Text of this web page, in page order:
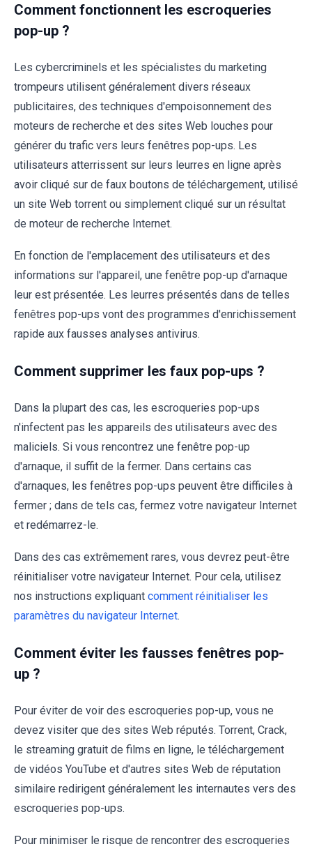
Comment fonctionnent les escroqueries
pop-up ?
Les cybercriminels et les spécialistes du marketing
trompeurs utilisent généralement divers réseaux
publicitaires, des techniques d'empoisonnement des
moteurs de recherche et des sites Web louches pour
générer du trafic vers leurs fenêtres pop-ups. Les
utilisateurs atterrissent sur leurs leurres en ligne après
avoir cliqué sur de faux boutons de téléchargement, utilisé
un site Web torrent ou simplement cliqué sur un résultat
de moteur de recherche Internet.
En fonction de l'emplacement des utilisateurs et des
informations sur l'appareil, une fenêtre pop-up d'arnaque
leur est présentée. Les leurres présentés dans de telles
fenêtres pop-ups vont des programmes d'enrichissement
rapide aux fausses analyses antivirus.
Comment supprimer les faux pop-ups ?
Dans la plupart des cas, les escroqueries pop-ups
n'infectent pas les appareils des utilisateurs avec des
maliciels. Si vous rencontrez une fenêtre pop-up
d'arnaque, il suffit de la fermer. Dans certains cas
d'arnaques, les fenêtres pop-ups peuvent être difficiles à
fermer ; dans de tels cas, fermez votre navigateur Internet
et redémarrez-le.
Dans des cas extrêmement rares, vous devrez peut-être
réinitialiser votre navigateur Internet. Pour cela, utilisez
nos instructions expliquant comment réinitialiser les
paramètres du navigateur Internet.
Comment éviter les fausses fenêtres pop-
up ?
Pour éviter de voir des escroqueries pop-up, vous ne
devez visiter que des sites Web réputés. Torrent, Crack,
le streaming gratuit de films en ligne, le téléchargement
de vidéos YouTube et d'autres sites Web de réputation
similaire redirigent généralement les internautes vers des
escroqueries pop-ups.
Pour minimiser le risque de rencontrer des escroqueries